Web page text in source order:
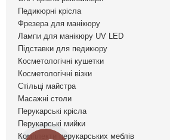
Педикюрні крісла
Фрезера для манікюру
Лампи для манікюру UV LED
Підставки для педикюру
Косметологічні кушетки
Косметологічні візки
Стільці майстра
Масажні столи
Перукарські крісла
Перукарські мийки
Комплекти перукарських меблів